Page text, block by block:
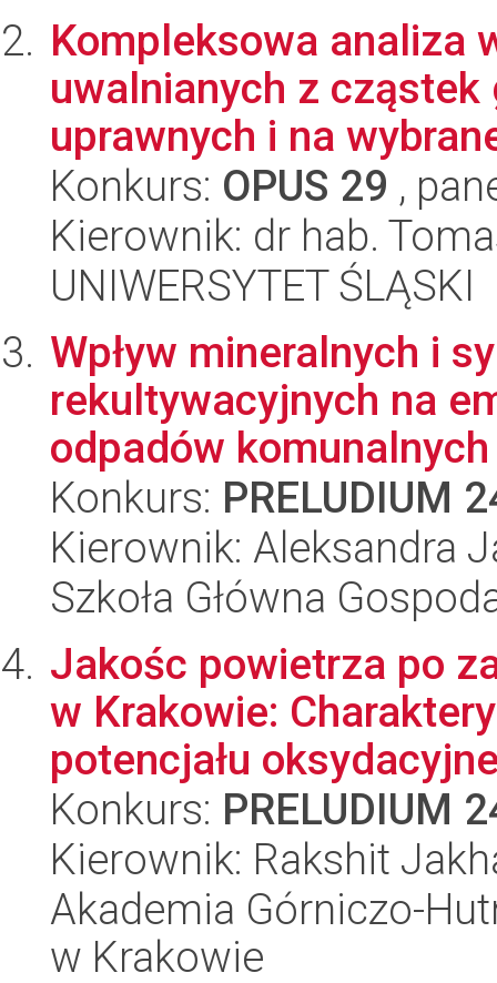
Kompleksowa analiza
uwalnianych z
uprawnych i na
Konkurs: OPUS 29 ,
Kierownik: dr hab.
UNIWERSYTET ŚLĄSKI
Wpływ mineralnych i
rekultywacyjnych na
odpadów
Konkurs: PRELUDIUM
Kierownik: Aleksandra
Szkoła Główna
Jakośc powietrza po
w Krakowie:
potencjału
Konkurs: PRELUDIUM
Kierownik: Rakshit
Akademia Górniczo-
w Krakowie